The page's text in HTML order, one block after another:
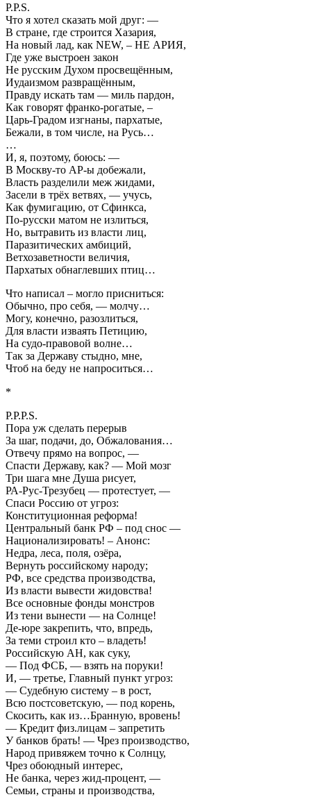
P.P.S.
Что я хотел сказать мой друг: —
В стране, где строится Хазария,
На новый лад, как NEW, – НЕ АРИЯ,
Где уже выстроен закон
Не русским Духом просвещённым,
Иудаизмом развращённым,
Правду искать там — миль пардон,
Как говорят франко-рогатые, –
Царь-Градом изгнаны, пархатые,
Бежали, в том числе, на Русь…
…
И, я, поэтому, боюсь: —
В Москву-то АР-ы добежали,
Власть разделили меж жидами,
Засели в трёх ветвях, — учусь,
Как фумигацию, от Сфинкса,
По-русски матом не излиться,
Но, вытравить из власти лиц,
Паразитических амбиций,
Ветхозаветности величия,
Пархатых обнаглевших птиц…
Что написал – могло присниться:
Обычно, про себя, — молчу…
Могу, конечно, разозлиться,
Для власти изваять Петицию,
На судо-правовой волне…
Так за Державу стыдно, мне,
Чтоб на беду не напроситься…
*
P.P.P.S.
Пора уж сделать перерыв
За шаг, подачи, до, Обжалования…
Отвечу прямо на вопрос, —
Спасти Державу, как? — Мой мозг
Три шага мне Душа рисует,
РА-Рус-Трезубец — протестует, —
Спаси Россию от угроз:
Конституционная реформа!
Центральный банк РФ – под снос —
Национализировать! – Анонс:
Недра, леса, поля, озёра,
Вернуть российскому народу;
РФ, все средства производства,
Из власти вывести жидовства!
Все основные фонды монстров
Из тени вынести — на Солнце!
Де-юре закрепить, что, впредь,
За теми строил кто – владеть!
Российскую АН, как суку,
— Под ФСБ, — взять на поруки!
И, — третье, Главный пункт угроз:
— Судебную систему – в рост,
Всю постсоветскую, — под корень,
Скосить, как из…Бранную, вровень!
— Кредит физ.лицам – запретить
У банков брать! — Чрез производство,
Народ привяжем точно к Солнцу,
Чрез обоюдный интерес,
Не банка, через жид-процент, —
Семьи, страны и производства,